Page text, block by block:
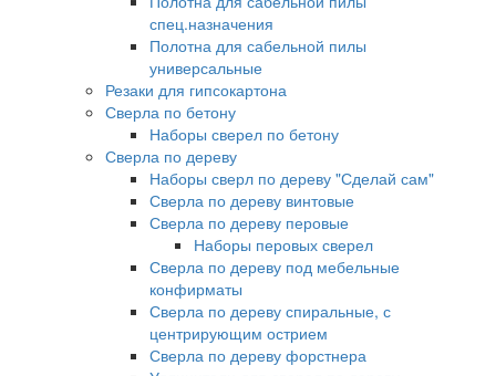
спец.назначения
Полотна для сабельной пилы
универсальные
Резаки для гипсокартона
Сверла по бетону
Наборы сверел по бетону
Сверла по дереву
Наборы сверл по дереву "Сделай сам"
Сверла по дереву винтовые
Сверла по дереву перовые
Наборы перовых сверел
Сверла по дереву под мебельные
конфирматы
Сверла по дереву спиральные, с
центрирующим острием
Сверла по дереву форстнера